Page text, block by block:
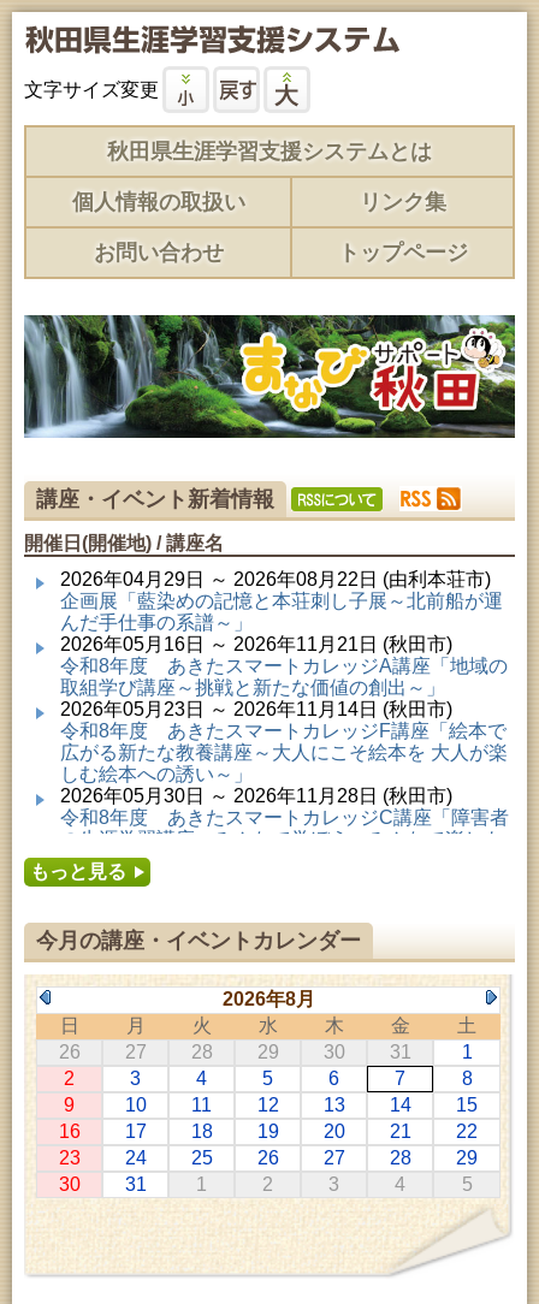
文字サイズ変更
秋田県生涯学習支援システムとは
個人情報の取扱い リンク集
お問い合わせ トップページ
講座・イベント新着情報
開催日(開催地) / 講座名
2026年04月29日 ～ 2026年08月22日 (由利本荘市)
企画展「藍染めの記憶と本荘刺し子展～北前船が運
んだ手仕事の系譜～」
2026年05月16日 ～ 2026年11月21日 (秋田市)
令和8年度 あきたスマートカレッジA講座「地域の
取組学び講座～挑戦と新たな価値の創出～」
2026年05月23日 ～ 2026年11月14日 (秋田市)
令和8年度 あきたスマートカレッジF講座「絵本で
広がる新たな教養講座～大人にこそ絵本を 大人が楽
しむ絵本への誘い～」
2026年05月30日 ～ 2026年11月28日 (秋田市)
令和8年度 あきたスマートカレッジC講座「障害者
の生涯学習講座～みんなで学ぼう、みんなで楽しも
う～」
2026年06月02日 ～ 2026年11月30日 (秋田市)
2026年06月06日 ～ 2026年10月17日 (秋田市)
令和8年度 あきたスマートカレッジD講座「防災講
座～自助力と共助力を高める～」
2026年06月27日 ～ 2026年09月05日 (秋田市)
令和8年度 あきたスマートカレッジB講座「熟議フ
ァシリテーター講座 ～熟議をつくろう！～」
2026年07月01日 ～ 2026年09月23日 (仙北市)
千葉克介写真展 ～自然の息吹～
2026年07月11日 ～ 2026年08月30日 (秋田市)
特別展「わけあって絶滅しました。展」
2026年07月14日 ～ 2026年08月23日 (秋田市)
子どもの読書活動推進事業「夏休みは図書館へ行こ
う－みんなの読みたい！知りたい！学びたい！をお
手伝いします－」（資料展示）
2026年07月25日 ～ 2026年09月06日 (美郷町)
美郷町学友館特別展「加藤明見 森に生きるツキノワ
グマ～1年の記録～」
もっと見る
今月の講座・イベントカレンダー
2026年8月
日
月 火 水 木 金
土
26
27 28 29 30 31
1
2
3 4 5 6 7
8
9
10 11 12 13 14
15
16
17 18 19 20 21
22
23
24 25 26 27 28
29
30
31 1 2 3 4 5